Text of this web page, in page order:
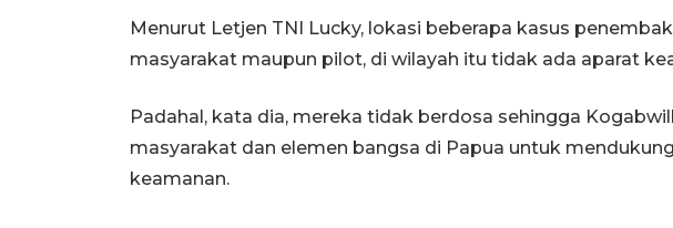
Menurut Letjen TNI Lucky, lokasi beberapa kasus
masyarakat maupun pilot, di wilayah itu tidak ada aparat
Padahal, kata dia, mereka tidak berdosa sehingga
masyarakat dan elemen bangsa di Papua untuk
keamanan.